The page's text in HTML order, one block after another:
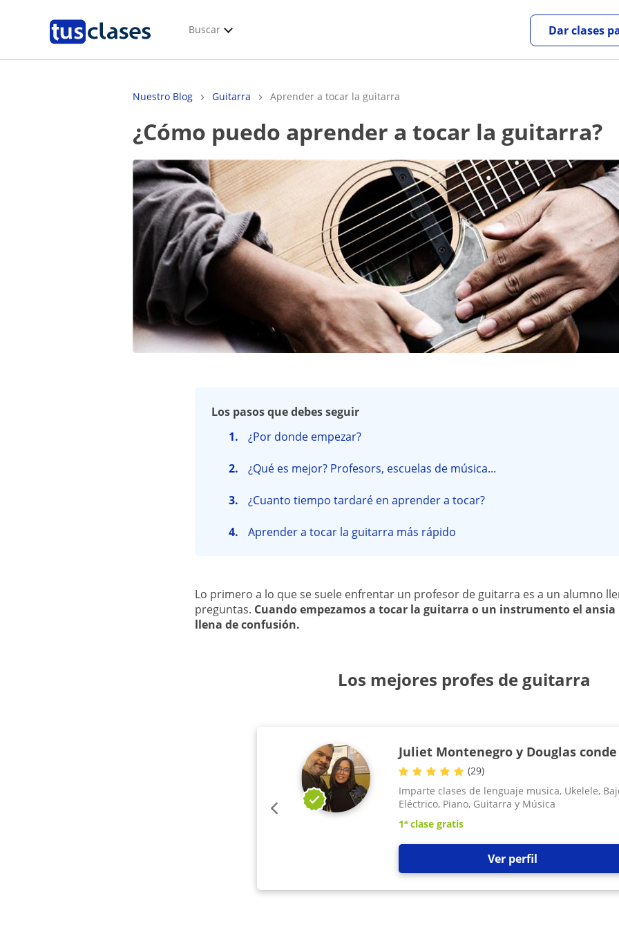
Buscar Dar clases
Nuestro Blog Guitarra Aprender a tocar la guitarra
¿Cómo puedo aprender a tocar la guitarra?
Los pasos que debes seguir
¿Por donde empezar?
¿Qué es mejor? Profesors, escuelas de música...
¿Cuanto tiempo tardaré en aprender a tocar?
Aprender a tocar la guitarra más rápido
Lo primero a lo que se suele enfrentar un profesor de guitarra es a un alumno
preguntas. Cuando empezamos a tocar la guitarra o un instrumento el ansia
llena de confusión.
Los mejores profes de guitarra
Juliet Montenegro y Douglas conde
(29)
Imparte clases de lenguaje musica, Ukelele,
Eléctrico, Piano, Guitarra y Música
1ª clase gratis
Ver perfil